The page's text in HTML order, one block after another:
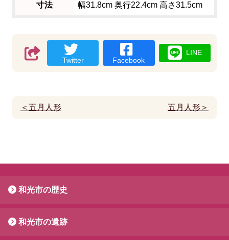
寸法 幅31.8cm 奥行22.4cm 高さ31.5cm
Twitter Facebook
LINE
＜五月人形 五月人形＞
和光市の歴史
和光市の遺跡